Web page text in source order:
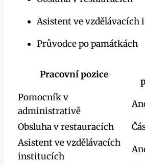
Asistent ve
Průvodce po památkách
Pracovní pozice
Pomocník v
administrativě
Obsluha v restauracích
Asistent ve vzdělávacích
institucích